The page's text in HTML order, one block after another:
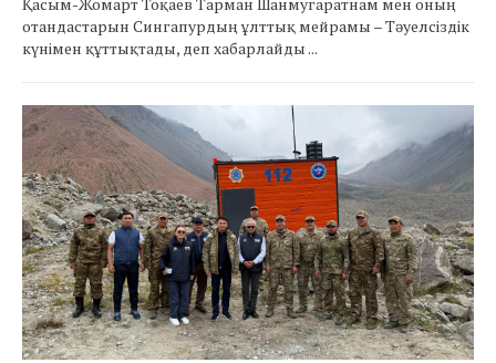
Қасым-Жомарт Тоқаев Тарман Шанмугаратнам мен оның
отандастарын Сингапурдың ұлттық мейрамы – Тәуелсіздік
күнімен құттықтады, деп хабарлайды ...